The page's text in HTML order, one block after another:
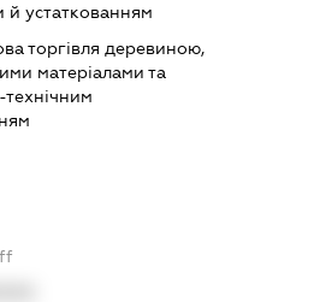
устаткованням
торгівля деревиною,
матеріалами та
технічним